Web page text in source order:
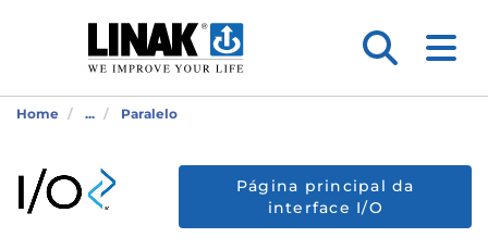
Home ... Paralelo
Página principal da
interface I/O